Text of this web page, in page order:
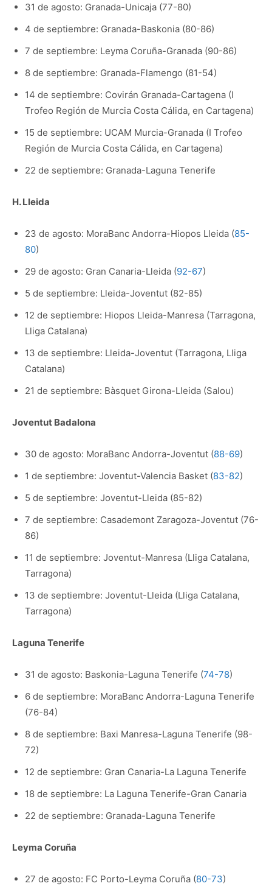
31 de agosto: Granada-Unicaja (77-80)
4 de septiembre: Granada-Baskonia (80-86)
7 de septiembre: Leyma Coruña-Granada (90-86)
8 de septiembre: Granada-Flamengo (81-54)
14 de septiembre: Covirán Granada-Cartagena (I
Trofeo Región de Murcia Costa Cálida, en Cartagena)
15 de septiembre: UCAM Murcia-Granada (I Trofeo
Región de Murcia Costa Cálida, en Cartagena)
22 de septiembre: Granada-Laguna Tenerife
H. Lleida
23 de agosto: MoraBanc Andorra-Hiopos Lleida (85-
80)
29 de agosto: Gran Canaria-Lleida (92-67)
5 de septiembre: Lleida-Joventut (82-85)
12 de septiembre: Hiopos Lleida-Manresa (Tarragona,
Lliga Catalana)
13 de septiembre: Lleida-Joventut (Tarragona, Lliga
Catalana)
21 de septiembre: Bàsquet Girona-Lleida (Salou)
Joventut Badalona
30 de agosto: MoraBanc Andorra-Joventut (88-69)
1 de septiembre: Joventut-Valencia Basket (83-82)
5 de septiembre: Joventut-Lleida (85-82)
7 de septiembre: Casademont Zaragoza-Joventut (76-
86)
11 de septiembre: Joventut-Manresa (Lliga Catalana,
Tarragona)
13 de septiembre: Joventut-Lleida (Lliga Catalana,
Tarragona)
Laguna Tenerife
31 de agosto: Baskonia-Laguna Tenerife (74-78)
6 de septiembre: MoraBanc Andorra-Laguna Tenerife
(76-84)
8 de septiembre: Baxi Manresa-Laguna Tenerife (98-
72)
12 de septiembre: Gran Canaria-La Laguna Tenerife
18 de septiembre: La Laguna Tenerife-Gran Canaria
22 de septiembre: Granada-Laguna Tenerife
Leyma Coruña
27 de agosto: FC Porto-Leyma Coruña (80-73)